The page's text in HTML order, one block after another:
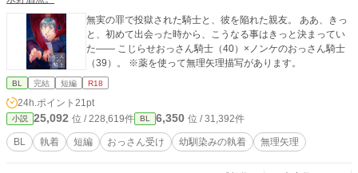
無実の罪で投獄された騎士と、彼を陥れた親友。 ああ、きっ
と、初めて出会った時から、こうなる事はきっと決まってい
た―― こじらせおっさん騎士（40）×ノンケのおっさん騎士
（39）。 ※薬を使って無理矢理描写があります。
BL 完結 短編 R18
24h.ポイント 21pt
小説 25,092 位 / 228,619件 BL 6,350 位 / 31,392件
BL 執着 短編 おっさん受け 幼馴染みの執着 無理矢理